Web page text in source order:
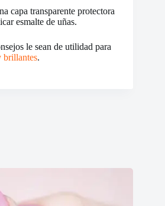
capa transparente protectora
esmalte de uñas.
le sean de utilidad para
brillantes.